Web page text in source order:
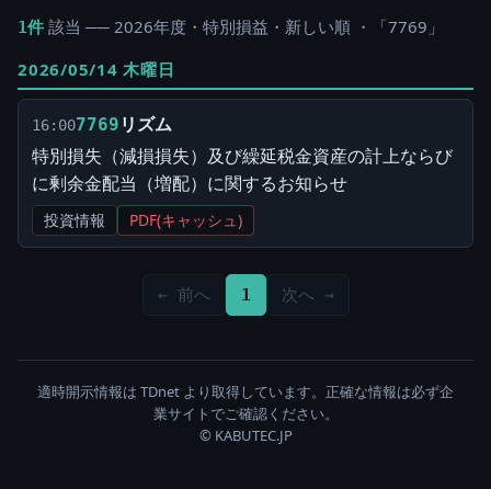
1件 該当 ── 2026年度・特別損益・新しい順 ・「7769」
2026/05/14 木曜日
16:007769 リズム
特別損失（減損損失）及び繰延税金資産の計上ならび
に剰余金配当（増配）に関するお知らせ
投資情報 PDF(キャッシュ)
← 前へ 1 次へ →
適時開示情報は TDnet より取得しています。正確な情報は必ず企
業サイトでご確認ください。
© KABUTEC.JP